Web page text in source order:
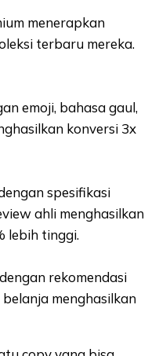
menerapkan
terbaru mereka.
emoji, bahasa gaul,
konversi 3x
spesifikasi
ahli menghasilkan
lebih tinggi.
rekomendasi
menghasilkan